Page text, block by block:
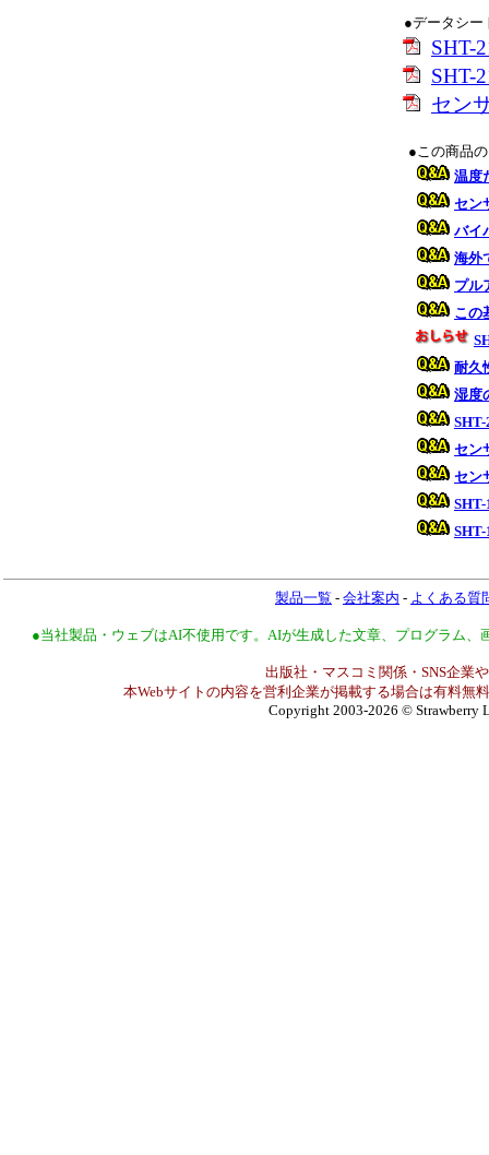
●データシー
SHT-
SHT-
セン
●この商品
温度
セン
バイ
海外
プル
この
耐久
湿度
セン
セン
製品一覧 - 会社案内 - よくある質
●当社製品・ウェブはAI不使用です。AIが生成した文章、プログラム
出版社・マスコミ関係・SNS企業
本Webサイトの内容を営利企業が掲載する場合は有料無
Copyright 2003-2026 © Strawberry